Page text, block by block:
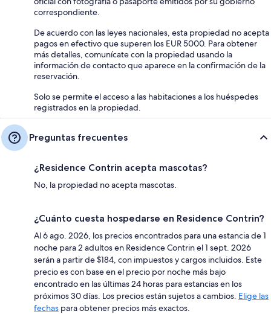
correspondiente.
De acuerdo con las leyes nacionales, esta propiedad no acepta
pagos en efectivo que superen los EUR 5000. Para obtener
más detalles, comunícate con la propiedad usando la
información de contacto que aparece en la confirmación de la
reservación.
Solo se permite el acceso a las habitaciones a los huéspedes
registrados en la propiedad.
Preguntas frecuentes
¿Residence Contrin acepta mascotas?
No, la propiedad no acepta mascotas.
¿Cuánto cuesta hospedarse en Residence Contrin?
Al 6 ago. 2026, los precios encontrados para una estancia de 1
noche para 2 adultos en Residence Contrin el 1 sept. 2026
serán a partir de $184, con impuestos y cargos incluidos. Este
precio es con base en el precio por noche más bajo
encontrado en las últimas 24 horas para estancias en los
próximos 30 días. Los precios están sujetos a cambios. Elige las
fechas para obtener precios más exactos.